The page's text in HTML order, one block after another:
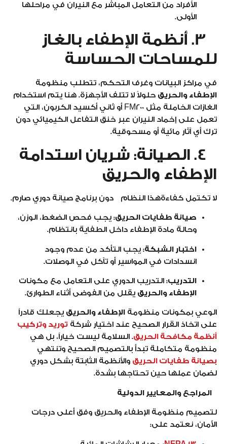
الأفراد من التعامل المباشر مع النيران في مراحلها
الأولى.
3. أنظمة الإطفاء بالغاز
للمساحات الحساسة
في مراكز البيانات وغرف التحكم، تتطلب منظومة
الإطفاء والحريق حلولاً لا تتلف الأجهزة. هنا يتم استخدام
الغازات الخاملة مثل FM200 أو ثاني أكسيد الكربون، التي
تعمل على إخماد النيران عبر خنق التفاعل الكيميائي دون
ترك أي آثار مائية أو مسحوقية.
4. الصيانة: شريان استدامة
الإطفاء والحريق
لا تكتمل كفاءةهذا النظام دون برنامج صيانة دوري صارم.
صيانة طفايات الحريق: يجب فحص الضغط، الوزن،
وحالة مادة الإطفاء داخل الطفاية بانتظام.
اختبار الشبكة: يجب التأكد من عدم وجود
انسدادات في المواسير أو تآكل في الوصلات.
التدريب: التدريب الدوري على التعامل مع مكونات
الإطفاء والحريق يقلل من الفوضى أثناء الطوارئ.
الوعي بمكونات منظومة الإطفاء والحريق يجعلك قادراً
على اتخاذ القرار الصحيح عند اختيار شركة توريد وتركيب
أنظمة مكافحة الحريق. السلامة ليست خياراً، بل هي
منظومة متكاملة تبدأ بالتصميم الصحيح وتنتهي
بصيانة طفايات الحريق والأنظمة الثابتة بشكل دوري
لضمان عملها حين تحتاجها بشدة.
المراجع والمعايير الدولية
لتصميم منظومة الإطفاء والحريق وفق أعلى درجات
الأمان، نعتمد على: